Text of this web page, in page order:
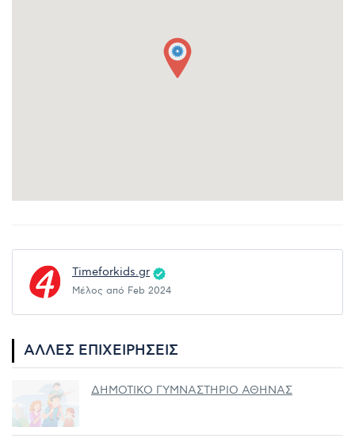
Timeforkids.gr
Μέλος από Feb 2024
ΆΛΛΕΣ ΕΠΙΧΕΙΡΉΣΕΙΣ
ΔΗΜΟΤΙΚΟ ΓΥΜΝΑΣΤΗΡΙΟ ΑΘΗΝΑΣ